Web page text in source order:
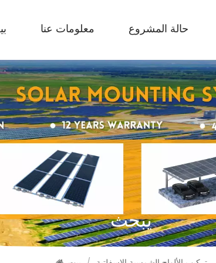
معلومات عنا حالة المشروع
يبحث